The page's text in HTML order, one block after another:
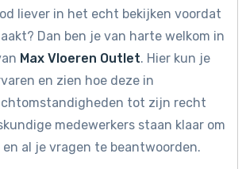
liever in het echt bekijken voordat
Dan ben je van harte welkom in
Max Vloeren Outlet. Hier kun je
en zien hoe deze in
tot zijn recht
medewerkers staan klaar om
al je vragen te beantwoorden.